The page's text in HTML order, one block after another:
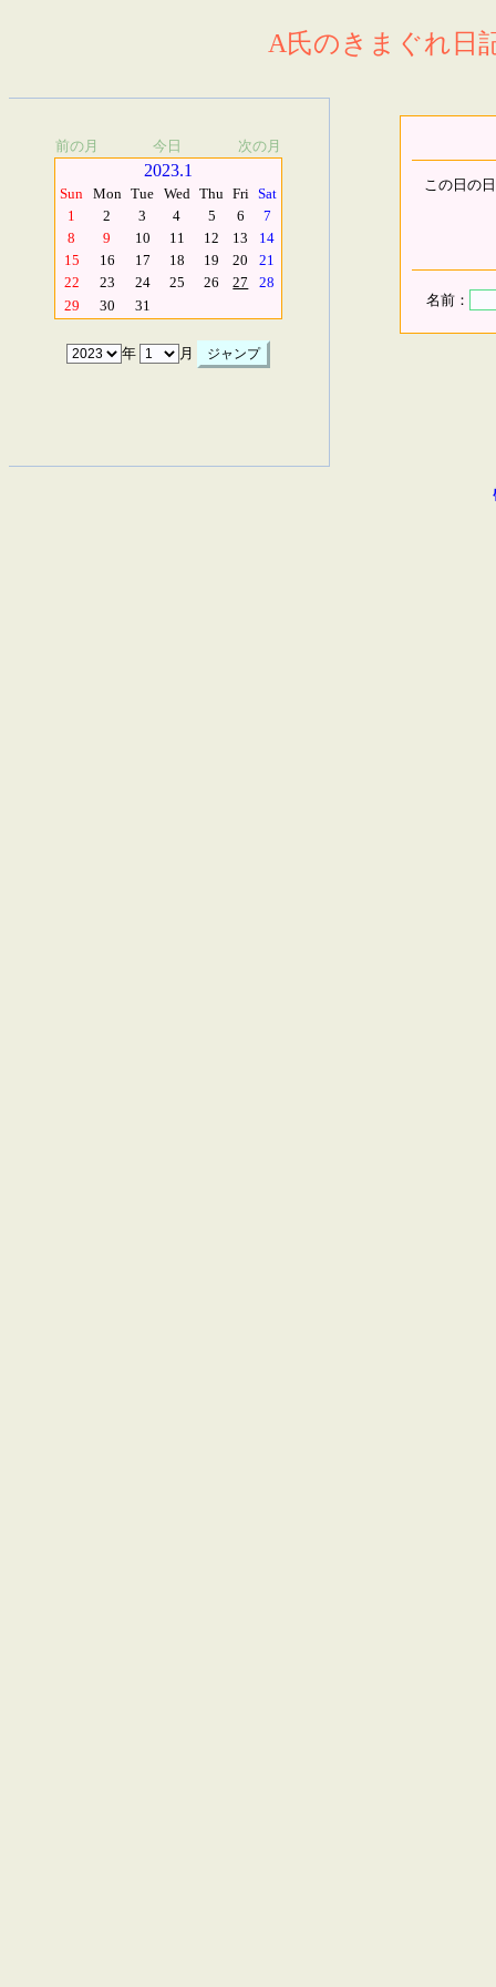
A氏のきまぐれ日
前の月 今日 次の月
2023.1
Sun Mon Tue Wed Thu Fri Sat
1
2 3 4 5 6
7
8
9 10 11 12 13
14
15
16 17 18 19 20
21
22
23 24 25 26 27
28
29
30 31
年 月
この日の
名前：